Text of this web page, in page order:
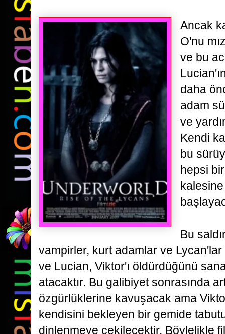
Ancak
O'nu
ve bu
daha
adam
ve
Kendi
bu
hepsi
Bu
vampirler, kurt adamlar ve
ve Lucian, Viktor'ı öldürdüğünü
atacaktır. Bu galibiyet sonrasında
özgürlüklerine kavuşacak ama
kendisini bekleyen bir gemide
dinlenmeye çekilecektir. Böylelikle